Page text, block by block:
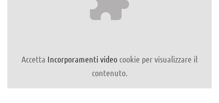
Accetta Incorporamenti video cookie per visualizzare il
contenuto.